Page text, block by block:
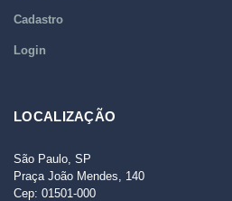
Cadastro
Login
LOCALIZAÇÃO
São Paulo, SP
Praça João Mendes, 140
Cep: 01501-000